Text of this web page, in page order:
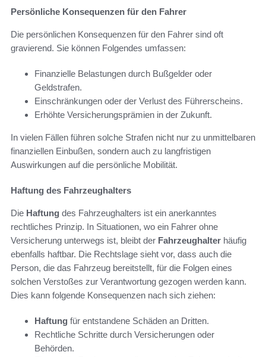
Persönliche Konsequenzen für den Fahrer
Die persönlichen Konsequenzen für den Fahrer sind oft
gravierend. Sie können Folgendes umfassen:
Finanzielle Belastungen durch Bußgelder oder
Geldstrafen.
Einschränkungen oder der Verlust des Führerscheins.
Erhöhte Versicherungsprämien in der Zukunft.
In vielen Fällen führen solche Strafen nicht nur zu unmittelbaren
finanziellen Einbußen, sondern auch zu langfristigen
Auswirkungen auf die persönliche Mobilität.
Haftung des Fahrzeughalters
Die Haftung des Fahrzeughalters ist ein anerkanntes
rechtliches Prinzip. In Situationen, wo ein Fahrer ohne
Versicherung unterwegs ist, bleibt der Fahrzeughalter häufig
ebenfalls haftbar. Die Rechtslage sieht vor, dass auch die
Person, die das Fahrzeug bereitstellt, für die Folgen eines
solchen Verstoßes zur Verantwortung gezogen werden kann.
Dies kann folgende Konsequenzen nach sich ziehen:
Haftung für entstandene Schäden an Dritten.
Rechtliche Schritte durch Versicherungen oder
Behörden.